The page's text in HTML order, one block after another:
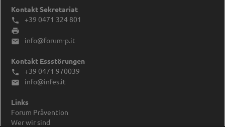
Kontakt Sekretariat
 +39 0471 324 801


info@forum-p.it
Kontakt Essstörungen
 +39 0471 970039
 info@infes.it
Links
Forum Prävention
Wer wir sind